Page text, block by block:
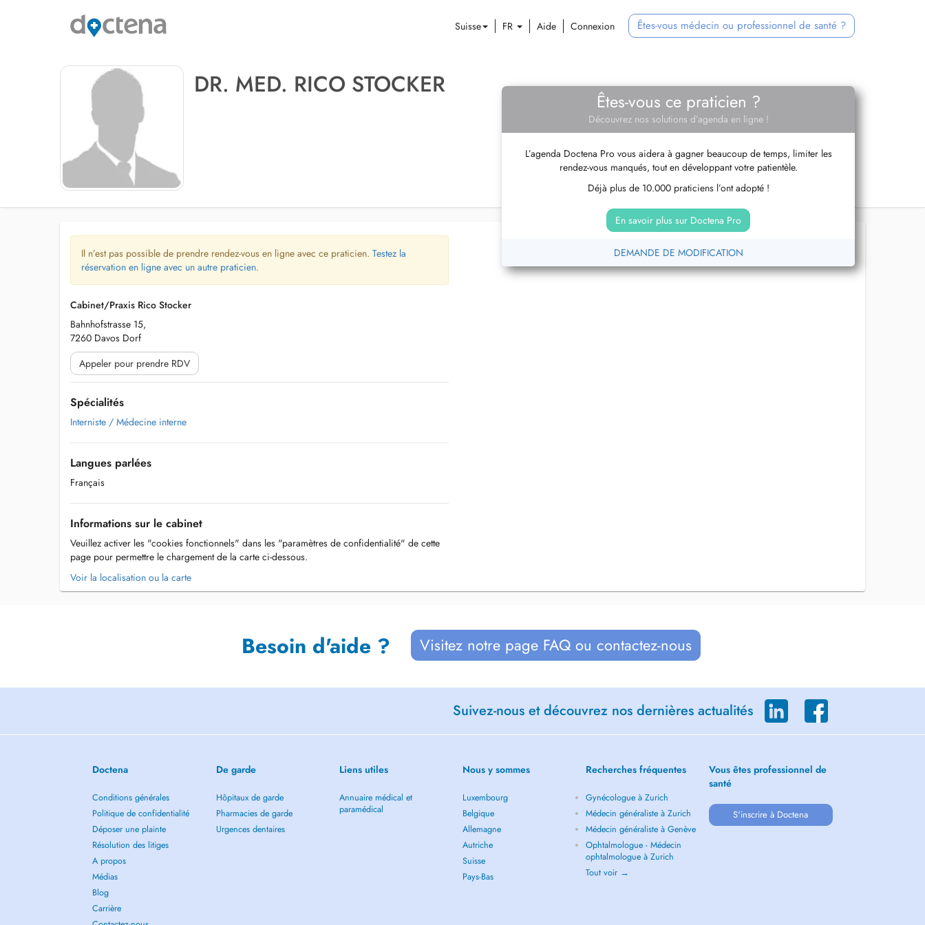
Suisse FR Aide Connexion Êtes-vous médecin ou professionnel de santé ?
DR. MED. RICO STOCKER
Êtes-vous ce praticien ?
Découvrez nos solutions d’agenda en ligne !
L’agenda Doctena Pro vous aidera à gagner beaucoup de temps, limiter les
rendez-vous manqués, tout en développant votre patientèle.
Déjà plus de 10.000 praticiens l’ont adopté !
En savoir plus sur Doctena Pro
DEMANDE DE MODIFICATION
Il n’est pas possible de prendre rendez-vous en ligne avec ce praticien. Testez la
réservation en ligne avec un autre praticien.
Cabinet/Praxis Rico Stocker
Bahnhofstrasse 15,
7260 Davos Dorf
Appeler pour prendre RDV
Spécialités
Interniste / Médecine interne
Langues parlées
Français
Informations sur le cabinet
Veuillez activer les "cookies fonctionnels" dans les "paramètres de confidentialité" de cette
page pour permettre le chargement de la carte ci-dessous.
Voir la localisation ou la carte
Besoin d'aide ? Visitez notre page FAQ ou contactez-nous
Suivez-nous et découvrez nos dernières actualités
Doctena
Conditions générales
Politique de confidentialité
Déposer une plainte
Résolution des litiges
A propos
Médias
Blog
Carrière
De garde
Hôpitaux de garde
Pharmacies de garde
Urgences dentaires
Liens utiles
Annuaire médical et
paramédical
Nous y sommes
Luxembourg
Belgique
Allemagne
Autriche
Suisse
Pays-Bas
Recherches fréquentes
Gynécologue à Zurich
Médecin généraliste à Zurich
Médecin généraliste à Genève
Ophtalmologue - Médecin
ophtalmologue à Zurich
Tout voir →
Vous êtes professionnel de
santé
S'inscrire à Doctena